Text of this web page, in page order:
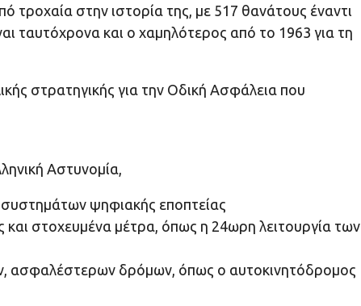
στην ιστορία της, με 517 θανάτους έναντι
ταυτόχρονα και ο χαμηλότερος από το 1963 για τη
στρατηγικής για την Οδική Ασφάλεια που
Αστυνομία,
συστημάτων ψηφιακής εποπτείας
στοχευμένα μέτρα, όπως η 24ωρη λειτουργία των
ασφαλέστερων δρόμων, όπως ο αυτοκινητόδρομος